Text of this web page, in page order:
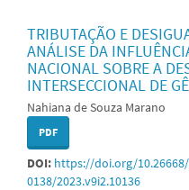
TRIBUTAÇÃO E
ANÁLISE DA
NACIONAL SOBRE A
INTERSECCIONAL DE
Nahiana de Souza Marano
PDF
DOI: https://doi.org/
0138/2023.v9i2.10136